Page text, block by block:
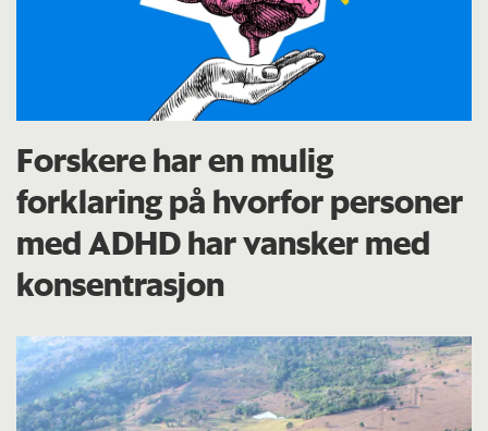
Forskere har en mulig
forklaring på hvorfor personer
med ADHD har vansker med
konsentrasjon